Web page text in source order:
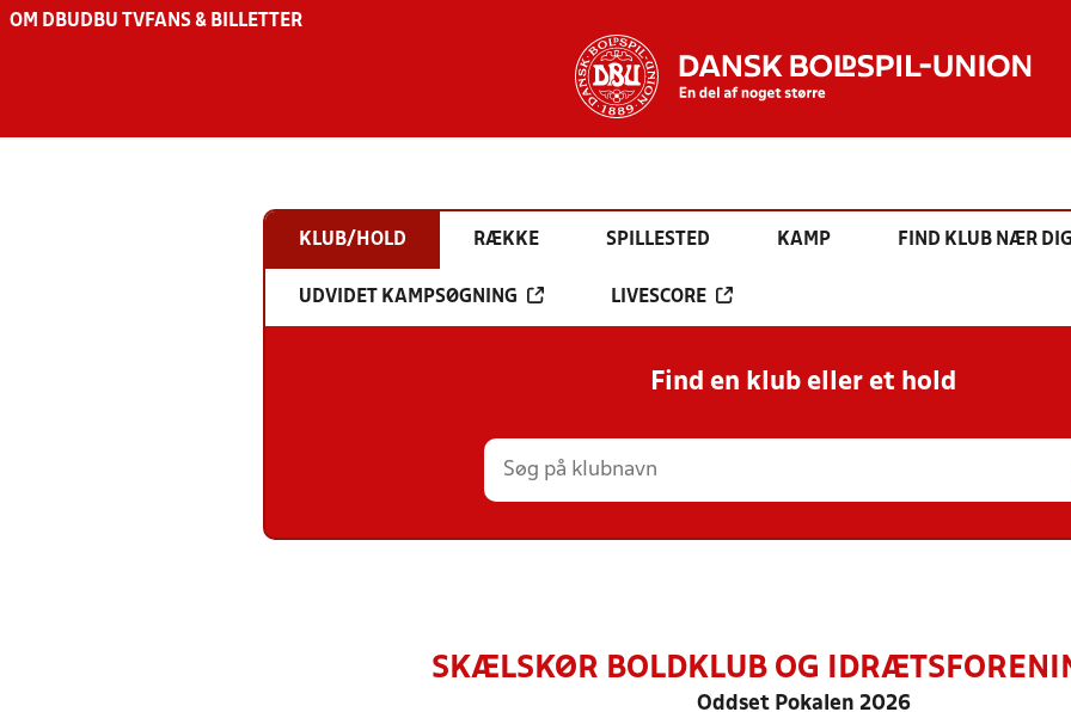
OM DBU DBU TV FANS & BILLETTER
KLUB/HOLD RÆKKE SPILLESTED KAMP FIND KLUB NÆR DIG
UDVIDET KAMPSØGNING LIVESCORE
Find en klub eller et hold
SKÆLSKØR BOLDKLUB OG
Oddset Pokalen 2026